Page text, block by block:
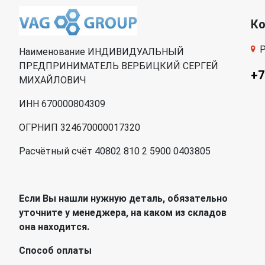
Наименование ИНДИВИДУАЛЬНЫЙ
ПРЕДПРИНИМАТЕЛЬ ВЕРБИЦКИЙ СЕРГЕЙ
МИХАЙЛОВИЧ
ИНН 670000804309
ОГРНИП 324670000017320
Расчётный счёт 40802 810 2 5900 0403805
Если Вы нашли нужную деталь, обязательно
уточните у менеджера, на каком из складов
она находится.
Способ оплаты